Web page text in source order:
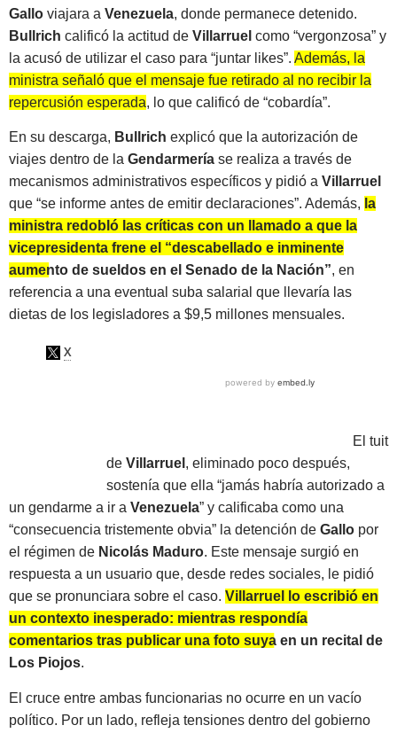
Gallo viajara a Venezuela, donde permanece detenido.
Bullrich calificó la actitud de Villarruel como “vergonzosa” y
la acusó de utilizar el caso para “juntar likes”. Además, la
ministra señaló que el mensaje fue retirado al no recibir la
repercusión esperada, lo que calificó de “cobardía”.
En su descarga, Bullrich explicó que la autorización de
viajes dentro de la Gendarmería se realiza a través de
mecanismos administrativos específicos y pidió a Villarruel
que “se informe antes de emitir declaraciones”. Además, la
ministra redobló las críticas con un llamado a que la
vicepresidenta frene el “descabellado e inminente
aumento de sueldos en el Senado de la Nación”, en
referencia a una eventual suba salarial que llevaría las
dietas de los legisladores a $9,5 millones mensuales.
El tuit
de Villarruel , eliminado poco después,
sostenía que ella “jamás habría autorizado a
un gendarme a ir a Venezuela” y calificaba como una
“consecuencia tristemente obvia” la detención de Gallo por
el régimen de Nicolás Maduro. Este mensaje surgió en
respuesta a un usuario que, desde redes sociales, le pidió
que se pronunciara sobre el caso. Villarruel lo escribió en
un contexto inesperado: mientras respondía
comentarios tras publicar una foto suya en un recital de
Los Piojos.
El cruce entre ambas funcionarias no ocurre en un vacío
político. Por un lado, refleja tensiones dentro del gobierno